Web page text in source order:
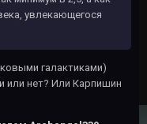
увлекающегося
галактиками)
или нет? Или Карпишин